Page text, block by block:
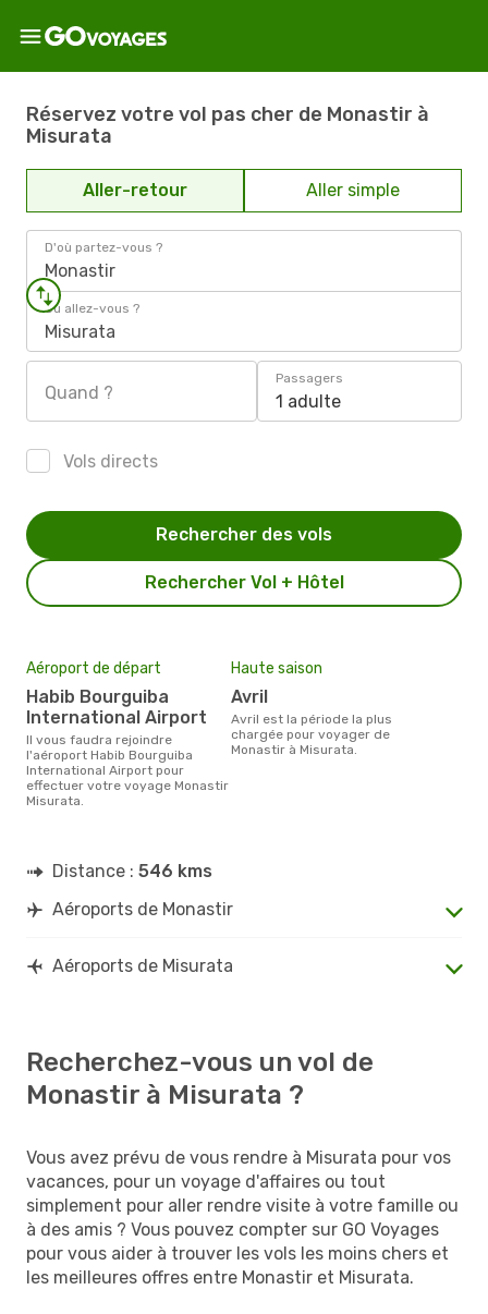
Réservez votre vol pas cher de Monastir à
Misurata
Aller-retour Aller simple
D'où partez-vous ?
Monastir
Où allez-vous ?
Misurata
Quand ?
Passagers
1 adulte
Vols directs
Rechercher Vol + Hôtel
Rechercher des vols
Aéroport de départ
Habib Bourguiba
International Airport
Il vous faudra rejoindre
l'aéroport Habib Bourguiba
International Airport pour
effectuer votre voyage Monastir
Misurata.
Haute saison
avril
avril est la période la plus
chargée pour voyager de
Monastir à Misurata.
Distance : 546 kms
Aéroports de Monastir
Aéroports de Misurata
Recherchez-vous un vol de
Monastir à Misurata ?
Vous avez prévu de vous rendre à Misurata pour vos
vacances, pour un voyage d'affaires ou tout
simplement pour aller rendre visite à votre famille ou
à des amis ? Vous pouvez compter sur GO Voyages
pour vous aider à trouver les vols les moins chers et
les meilleures offres entre Monastir et Misurata.